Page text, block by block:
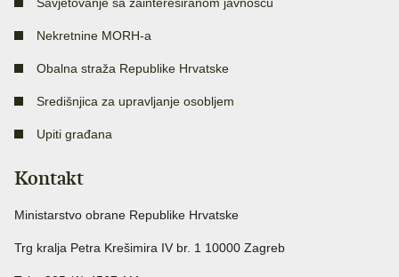
Nekretnine MORH-a
Obalna straža Republike Hrvatske
Središnjica za upravljanje osobljem
Upiti građana
Kontakt
Ministarstvo obrane Republike Hrvatske
Trg kralja Petra Krešimira IV br. 1 10000 Zagreb